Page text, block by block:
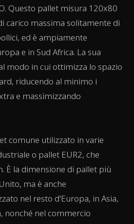
Questo pallet misura 120x80
carico massima solitamente di
ed è ampiamente
e in Sud Africa. La sua
modo in cui ottimizza lo spazio
riducendo al minimo i
e massimizzando
comune utilizzato in varie
o pallet EUR2, che
È la dimensione di pallet più
ma è anche
nel resto d'Europa, in Asia,
nonché nel commercio